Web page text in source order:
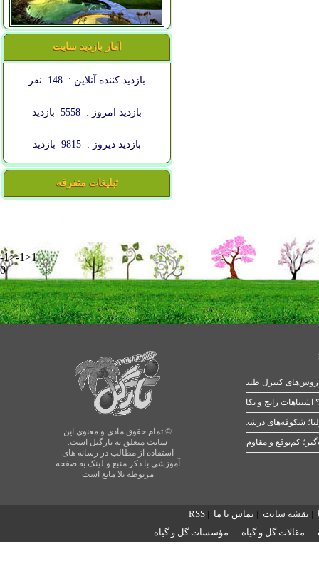
آمار بازدید سایت
بازدید کننده آنلاین : 148 نفر
بازدید امروز : 5558 بازدید
بازدید دیروز : 9815 بازدید
تبلیغات متفرقه
-1>-1>1
0
© تمام حقوق مادی و معنوی این
سایت متعلق به نارگیل است.
استفاده از مطالب در رسانه های
آموزشی با ذکر منبع و لینک به صفحه
مربوطه بلا مانع است
رایج و نکات طلایی
شکوفه‌های درشت در بهار
| نقشه سایت | تماس با ما |
RSS
| مقالات گل و گیاه | مؤسسات گل و گیاه